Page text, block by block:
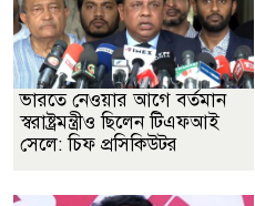
ভারতে নেওয়ার আগে বর্তমান
স্বরাষ্ট্রমন্ত্রীও ছিলেন টিএফআই
সেলে: চিফ প্রসিকিউটর